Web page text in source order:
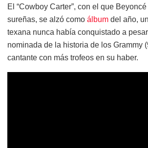
El “Cowboy Carter”, con el que
sureñas, se alzó como álbum del año,
texana nunca había conquistado a
nominada de la historia de los Grammy
cantante con más trofeos en su haber.